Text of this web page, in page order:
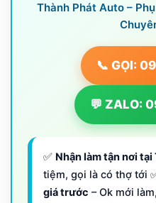
Thành Phát Auto –
📞 GỌI:
💬 ZALO:
✅ Nhận làm tận nơi tại
tiệm, gọi là có thợ tới
giá trước – Ok mới